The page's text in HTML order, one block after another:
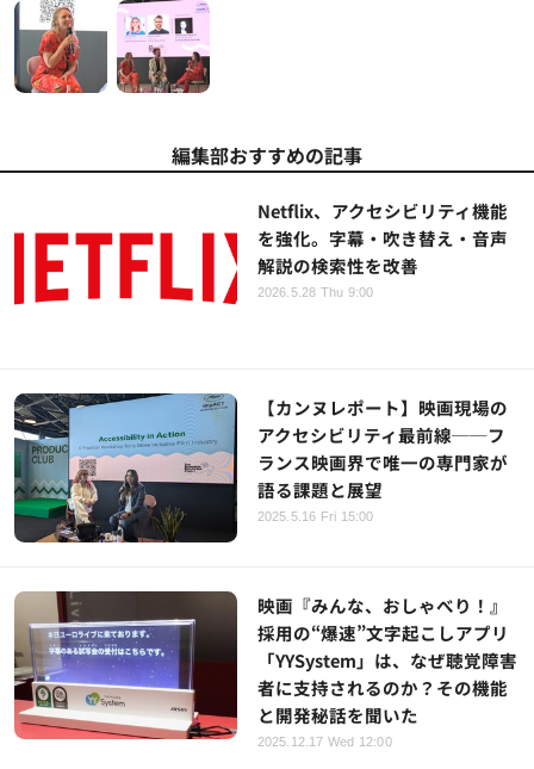
編集部おすすめの記事
Netflix、アクセシビリティ機能
を強化。字幕・吹き替え・音声
解説の検索性を改善
2026.5.28 Thu 9:00
【カンヌレポート】映画現場の
アクセシビリティ最前線──フ
ランス映画界で唯一の専門家が
語る課題と展望
2025.5.16 Fri 15:00
映画『みんな、おしゃべり！』
採用の“爆速”文字起こしアプリ
「YYSystem」は、なぜ聴覚障害
者に支持されるのか？その機能
と開発秘話を聞いた
2025.12.17 Wed 12:00